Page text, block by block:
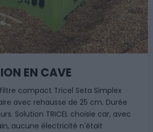
EN CAVE
compact Tricel Seta Simplex
avec rehausse de 25 cm. Durée
Solution TRICEL choisie car, avec
aucune électricité n'était